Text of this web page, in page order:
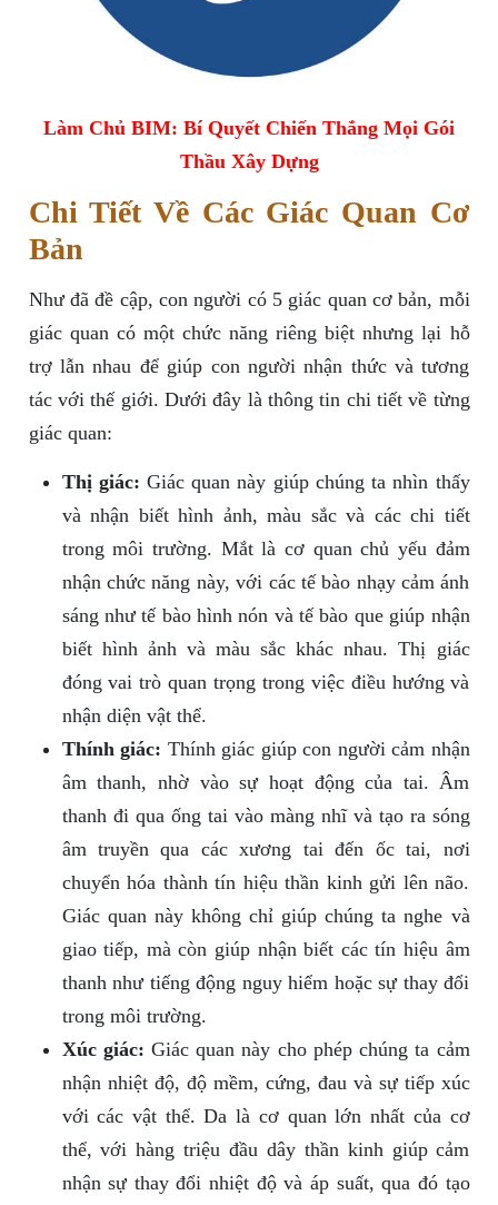
Làm Chủ BIM: Bí Quyết Chiến Thắng Mọi Gói
Thầu Xây Dựng
Chi Tiết Về Các Giác Quan Cơ
Bản
Như đã đề cập, con người có 5 giác quan cơ bản, mỗi
giác quan có một chức năng riêng biệt nhưng lại hỗ
trợ lẫn nhau để giúp con người nhận thức và tương
tác với thế giới. Dưới đây là thông tin chi tiết về từng
giác quan:
Thị giác: Giác quan này giúp chúng ta nhìn thấy
và nhận biết hình ảnh, màu sắc và các chi tiết
trong môi trường. Mắt là cơ quan chủ yếu đảm
nhận chức năng này, với các tế bào nhạy cảm ánh
sáng như tế bào hình nón và tế bào que giúp nhận
biết hình ảnh và màu sắc khác nhau. Thị giác
đóng vai trò quan trọng trong việc điều hướng và
nhận diện vật thể.
Thính giác: Thính giác giúp con người cảm nhận
âm thanh, nhờ vào sự hoạt động của tai. Âm
thanh đi qua ống tai vào màng nhĩ và tạo ra sóng
âm truyền qua các xương tai đến ốc tai, nơi
chuyển hóa thành tín hiệu thần kinh gửi lên não.
Giác quan này không chỉ giúp chúng ta nghe và
giao tiếp, mà còn giúp nhận biết các tín hiệu âm
thanh như tiếng động nguy hiểm hoặc sự thay đổi
trong môi trường.
Xúc giác: Giác quan này cho phép chúng ta cảm
nhận nhiệt độ, độ mềm, cứng, đau và sự tiếp xúc
với các vật thể. Da là cơ quan lớn nhất của cơ
thể, với hàng triệu đầu dây thần kinh giúp cảm
nhận sự thay đổi nhiệt độ và áp suất, qua đó tạo